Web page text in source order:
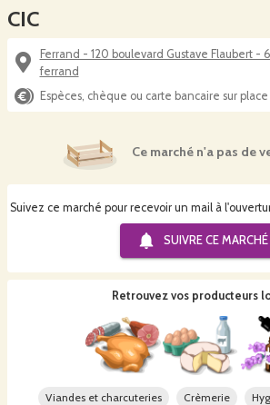
CIC
Ferrand - 120 boulevard Gustave Flaubert
ferrand
Espèces, chèque ou carte bancaire sur place
Ce marché n'a pas de
Suivez ce marché pour recevoir un mail à
SUIVRE CE MARCHÉ
Retrouvez vos producteurs
Viandes et charcuteries Crèmerie